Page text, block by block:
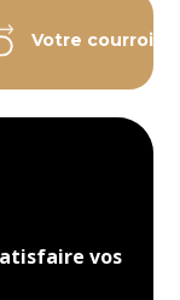
Votre courroie
vos